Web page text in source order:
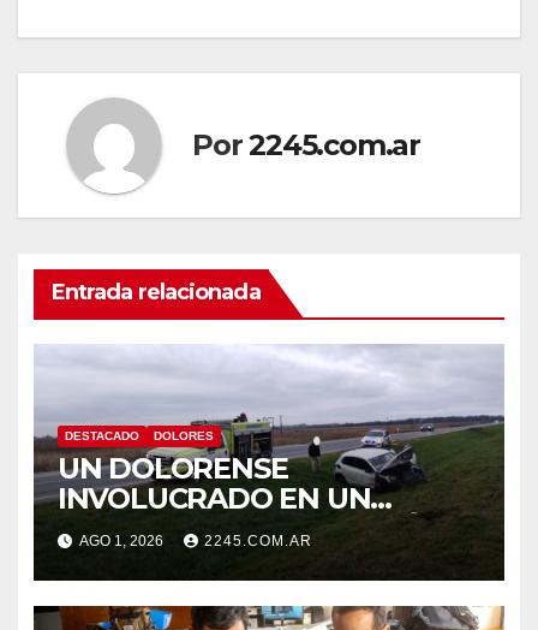
Por2245.com.ar
Entrada relacionada
DESTACADO DOLORES
UN DOLORENSE
INVOLUCRADO EN UN
SINIESTRO QUE TERMINÓ
CON DESPISTE Y VUELCO
AGO 1, 2026 2245.COM.AR